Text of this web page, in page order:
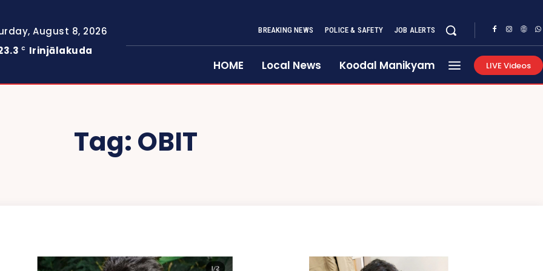
August 8, 2026
C Irinjālakuda
BREAKING NEWS POLICE & SAFETY JOB ALERTS
HOME Local News Koodal Manikyam LIVE Videos
Tag: OBIT